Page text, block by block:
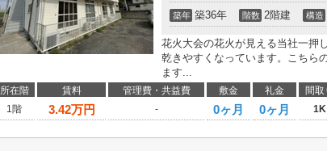
築年 築36年 階数 2階建 構造
花火大会の花火が見える当社一押
乾きやすくなっています。こちら
ます...
所在階 賃料 管理費・共益費 敷金 礼金 間取
1階
3.42万円 - 0ヶ月 0ヶ月 1K